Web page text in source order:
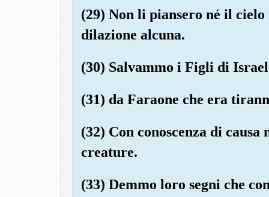
(29) Non li piansero né il
dilazione alcuna.
(30) Salvammo i Figli di
(31) da Faraone che era
(32) Con conoscenza di
creature.
(33) Demmo loro segni che